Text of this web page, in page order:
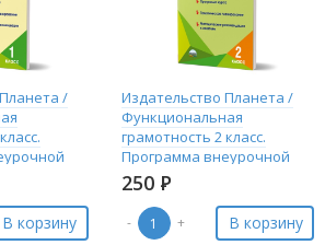
/
В корзину
Издательство Планета /
Функциональная
грамотность 2 класс.
Программа внеурочной
деятельности
250 Р
- + В корзину